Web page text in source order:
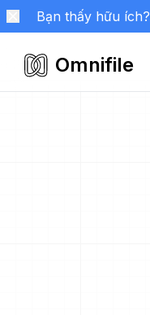
Bạn thấy hữu ích?
Omnifile